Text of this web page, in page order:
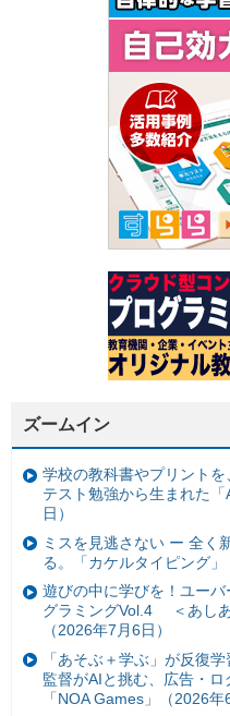
ズームイン
学校の教科書やプリント
テスト勉強から生まれた
日）
ミスを見逃さない ー 全く
る。「カケルタイピング」
遊びの中に学びを！ユー
グラミングVol.4 ＜あし
（2026年7月6日）
「あそぶ＋学ぶ」が反復
監督がAIと挑む、広告・
「NOA Games」（2026年